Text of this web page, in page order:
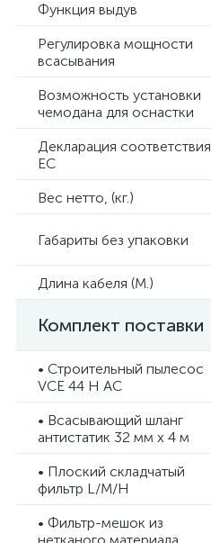
Функция выдув
Регулировка мощности
всасывания
Возможность установки
чемодана для оснастки
Декларация соответствия
EC
Вес нетто, (кг.)
Габариты без упаковки
Длина кабеля (М.)
Комплект поставки
• Строительный пылесос
VCE 44 H AC
• Всасывающий шланг
антистатик 32 мм х 4 м
• Плоский складчатый
фильтр L/M/H
• Фильтр-мешок из